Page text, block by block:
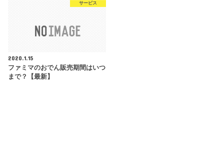
サービス
2020.1.15
ファミマのおでん販売期間はいつ
まで？【最新】